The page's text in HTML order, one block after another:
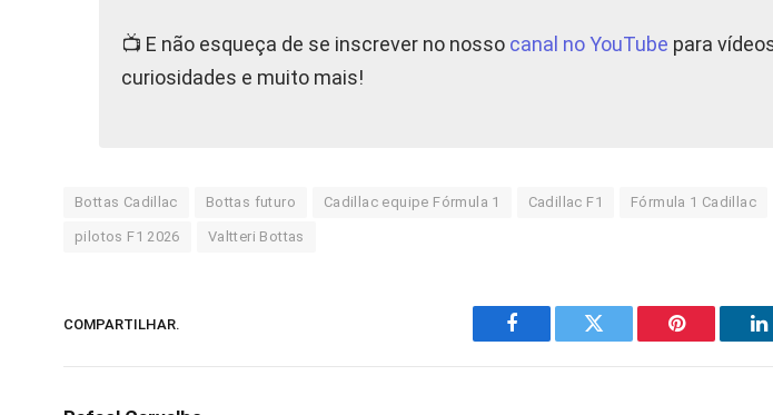
📺 E não esqueça de se inscrever no nosso canal no YouTube para
curiosidades e muito mais!
Bottas Cadillac Bottas futuro Cadillac equipe Fórmula 1 Cadillac F1 Fórmula 1 Cadillac
pilotos F1 2026 Valtteri Bottas
COMPARTILHAR.
Facebook Twitter Pinterest